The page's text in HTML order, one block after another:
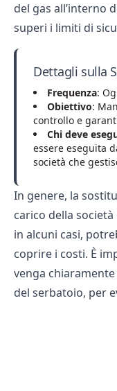
del gas all’interno
superi i limiti di
Dettagli sulla
Frequenza:
Obiettivo:
controllo e
Chi deve
essere eseguita
società che
In genere, la
carico della
in alcuni casi,
coprire i costi. È
venga
del serbatoio, per